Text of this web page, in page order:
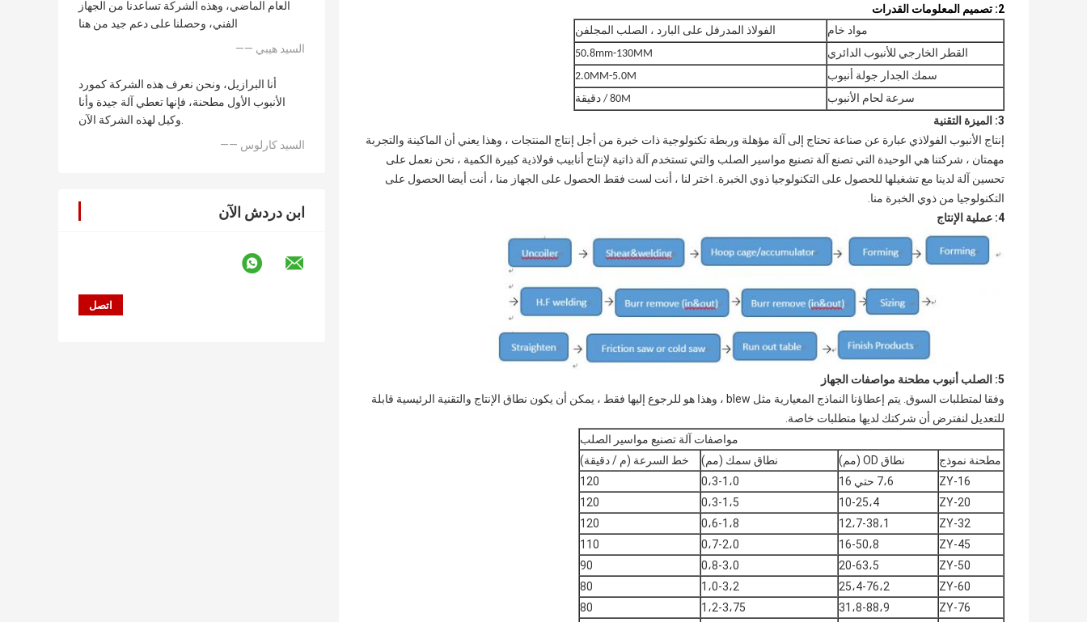
العام الماضي، وهذه الشركة تساعدنا من الجهاز
الفني، وحصلنا على دعم جيد من هنا
—— السيد هيبي
أنا البرازيل، ونحن نعرف هذه الشركة كمورد
الأنبوب الأول مطحنة، فإنها تعطي آلة جيدة وأنا
وكيل لهذه الشركة الآن.
—— السيد كارلوس
ابن دردش الآن
2: تصميم المعلومات القدرات
مواد خام
الفولاذ المدرفل على البارد ، الصلب المجلفن
القطر الخارجي للأنبوب الدائري
50.8mm-130MM
سمك الجدار جولة أنبوب
2.0MM-5.0M
سرعة لحام الأنبوب
80M / دقيقة
3: الميزة التقنية
إنتاج الأنبوب الفولاذي عبارة عن صناعة تحتاج إلى آلة مؤهلة وربطة تكنولوجية ذات خبرة من أجل إنتاج المنتجات ، وهذا يعني أن الماكينة والتجربة
مهمتان ، شركتنا هي الوحيدة التي تصنع آلة تصنيع مواسير الصلب والتي تستخدم آلة ذاتية لإنتاج أنابيب فولاذية كبيرة الكمية ، نحن نعمل على
تحسين آلة لدينا مع تشغيلها للحصول على التكنولوجيا ذوي الخبرة. اختر لنا ، أنت لست فقط الحصول على الجهاز منا ، أنت أيضا الحصول على
التكنولوجيا من ذوي الخبرة منا.
4: عملية الإنتاج
5: الصلب أنبوب مطحنة مواصفات الجهاز
وفقا لمتطلبات السوق. يتم إعطاؤنا النماذج المعيارية مثل blew ، وهذا هو للرجوع إليها فقط ، يمكن أن يكون نطاق الإنتاج والتقنية الرئيسية قابلة
للتعديل لنفترض أن شركتك لديها متطلبات خاصة.
مواصفات آلة تصنيع مواسير الصلب
مطحنة نموذج
نطاق OD (مم) نطاق سمك (مم)
خط السرعة (م / دقيقة)
ZY-16
7،6 حتي 16 0،3-1،0
120
ZY-20
10-25،4 0،3-1،5
120
ZY-32
12،7-38،1 0،6-1،8
120
ZY-45
16-50،8 0،7-2،0
110
ZY-50
20-63،5 0،8-3،0
90
ZY-60
25،4-76،2 1،0-3،2
80
ZY-76
31،8-88،9 1،2-3،75
80